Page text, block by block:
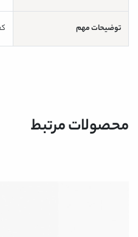
توضیحات مهم
محصولات مرتبط